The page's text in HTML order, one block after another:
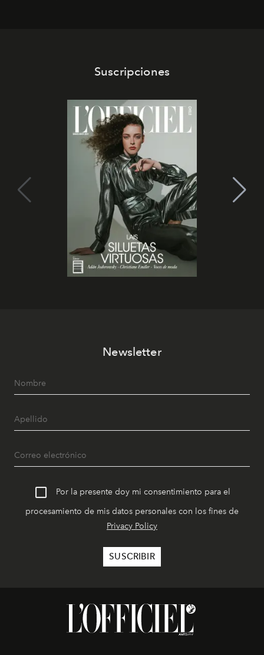
Suscripciones
Newsletter
Por la presente doy mi consentimiento para el
procesamiento de mis datos personales con los fines de
Privacy Policy